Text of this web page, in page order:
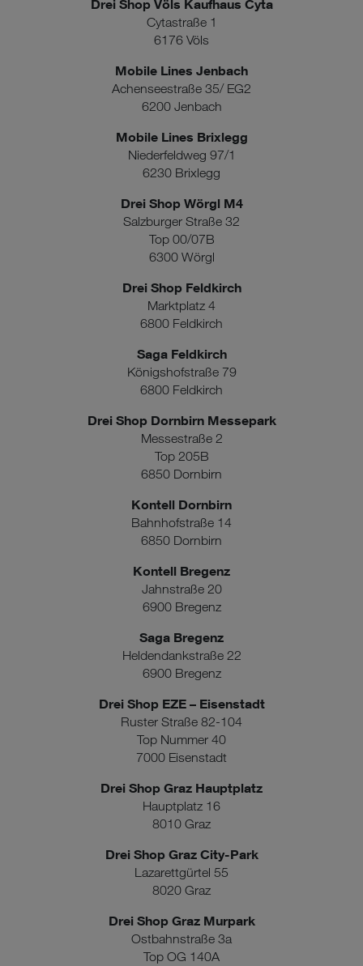
Drei Shop Völs Kaufhaus Cyta
Cytastraße 1
6176 Völs
Mobile Lines Jenbach
Achenseestraße 35/ EG2
6200 Jenbach
Mobile Lines Brixlegg
Niederfeldweg 97/1
6230 Brixlegg
Drei Shop Wörgl M4
Salzburger Straße 32
Top 00/07B
6300 Wörgl
Drei Shop Feldkirch
Marktplatz 4
6800 Feldkirch
Saga Feldkirch
Königshofstraße 79
6800 Feldkirch
Drei Shop Dornbirn Messepark
Messestraße 2
Top 205B
6850 Dornbirn
Kontell Dornbirn
Bahnhofstraße 14
6850 Dornbirn
Kontell Bregenz
Jahnstraße 20
6900 Bregenz
Saga Bregenz
Heldendankstraße 22
6900 Bregenz
Drei Shop EZE – Eisenstadt
Ruster Straße 82-104
Top Nummer 40
7000 Eisenstadt
Drei Shop Graz Hauptplatz
Hauptplatz 16
8010 Graz
Drei Shop Graz City-Park
Lazarettgürtel 55
8020 Graz
Drei Shop Graz Murpark
Ostbahnstraße 3a
Top OG 140A